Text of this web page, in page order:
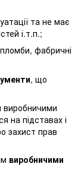
та не має
і.т.п.;
фабричні
, що
виробничими
на підставах і
захист прав
виробничими